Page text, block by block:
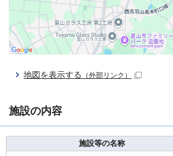
地図を表示する （外部リンク）
施設の内容
施設等の名称